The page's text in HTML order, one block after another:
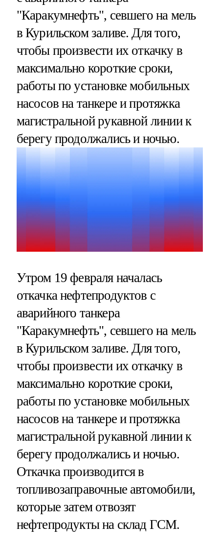
"Каракумнефть", севшего на мель
в Курильском заливе. Для того,
чтобы произвести их откачку в
максимально короткие сроки,
работы по установке мобильных
насосов на танкере и протяжка
магистральной рукавной линии к
берегу продолжались и ночью.
Утром 19 февраля началась
откачка нефтепродуктов с
аварийного танкера
"Каракумнефть", севшего на мель
в Курильском заливе. Для того,
чтобы произвести их откачку в
максимально короткие сроки,
работы по установке мобильных
насосов на танкере и протяжка
магистральной рукавной линии к
берегу продолжались и ночью.
Откачка производится в
топливозаправочные автомобили,
которые затем отвозят
нефтепродукты на склад ГСМ.